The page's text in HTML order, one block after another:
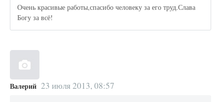
Очень красивые работы,спасибо человеку за его труд.Слава
Богу за всё!
Валерий 23 июля 2013, 08:57